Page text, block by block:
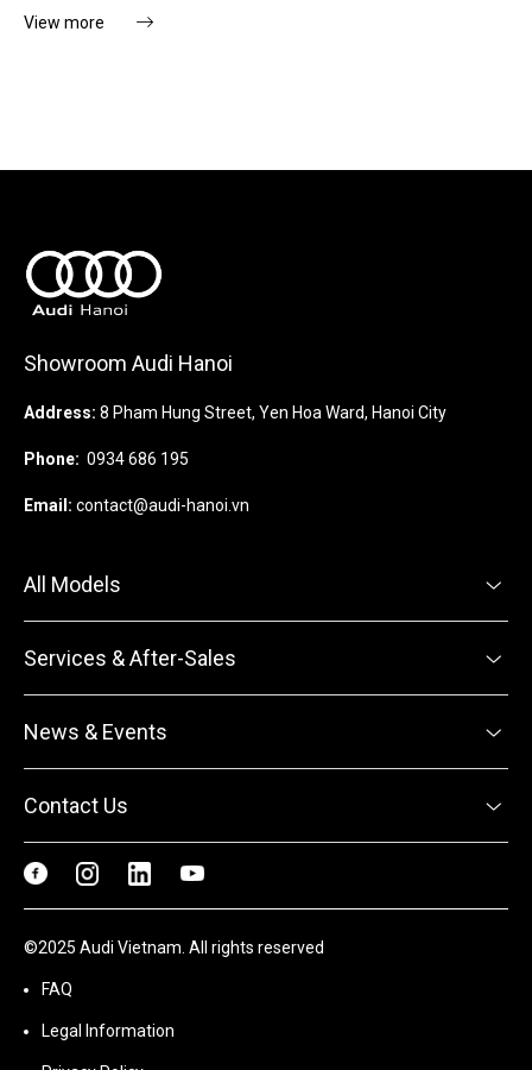
View more
Showroom Audi Hanoi
Address: 8 Pham Hung Street, Yen Hoa Ward, Hanoi City
Phone: 0934 686 195
Email: contact@audi-hanoi.vn
All Models
Services & After-Sales
News & Events
Contact Us
©2025 Audi Vietnam. All rights reserved
FAQ
Legal Information